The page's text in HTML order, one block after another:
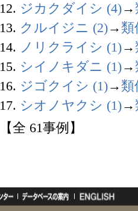
12. ジカクダイシ (4)→
13. クルイジニ (2)→ 類
14. ノリクライシ (1)→
15. シイノキダニ (1)→
16. ジゴクイシ (1)→ 類
17. シオノヤクシ (1)→
【全 61事例】